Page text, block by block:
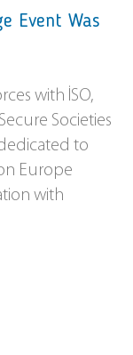
Event Was
with İSO,
Societies
to
Europe
with